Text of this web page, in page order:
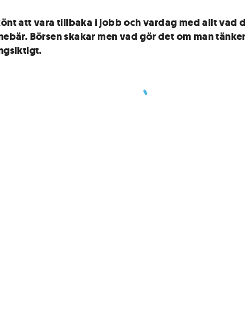
att vara tillbaka i jobb och vardag med allt vad
Börsen skakar men vad gör det om man tänker